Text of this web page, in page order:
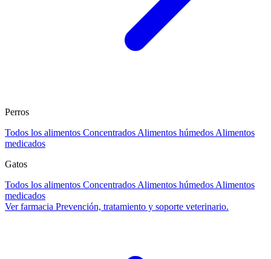
Perros
Todos los alimentos Concentrados Alimentos húmedos Alimentos
medicados
Gatos
Todos los alimentos Concentrados Alimentos húmedos Alimentos
medicados
Ver farmacia Prevención, tratamiento y soporte veterinario.